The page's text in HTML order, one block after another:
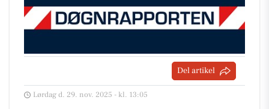
Del artikel
Lørdag d. 29. nov. 2025 - kl. 13:05